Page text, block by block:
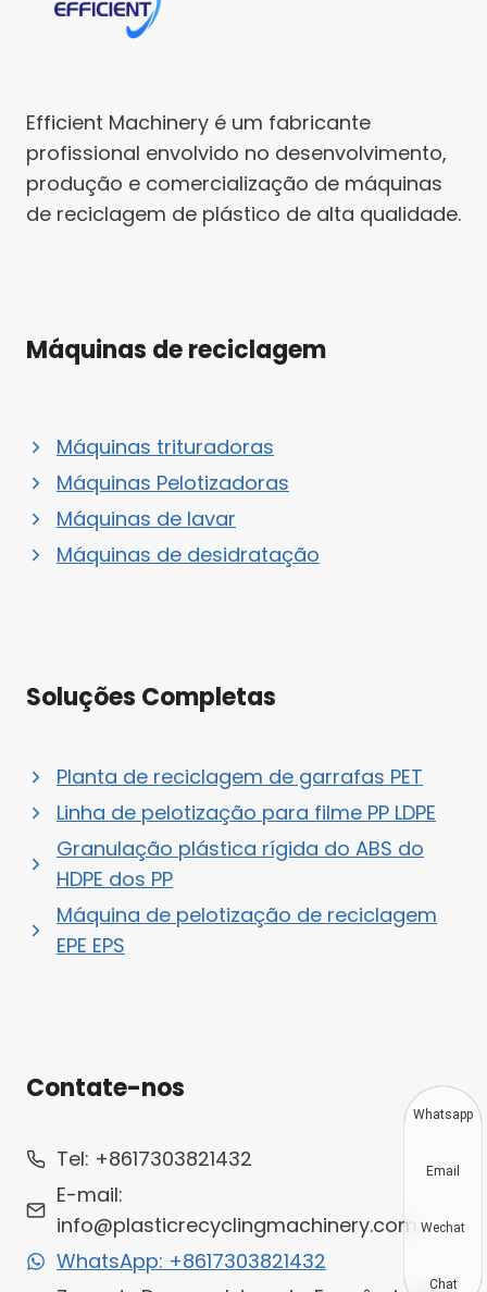
Efficient Machinery é um fabricante
profissional envolvido no desenvolvimento,
produção e comercialização de máquinas
de reciclagem de plástico de alta qualidade.
Máquinas de reciclagem
Máquinas trituradoras
Máquinas Pelotizadoras
Máquinas de lavar
Máquinas de desidratação
Soluções Completas
Planta de reciclagem de garrafas PET
Linha de pelotização para filme PP LDPE
Granulação plástica rígida do ABS do
HDPE dos PP
Máquina de pelotização de reciclagem
EPE EPS
Contate-nos
Tel: +8617303821432
E-mail:
info@plasticrecyclingmachinery.com
WhatsApp: +8617303821432
Whatsapp
Email
Wechat
Chat